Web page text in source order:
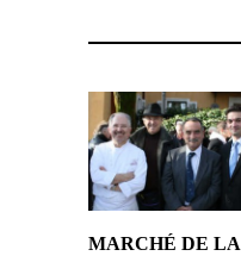
MARCHÉ DE LA